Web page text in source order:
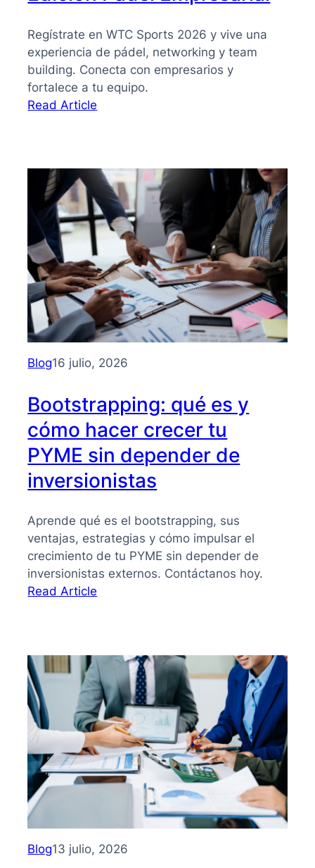
Regístrate en WTC Sports 2026 y vive una
experiencia de pádel, networking y team
building. Conecta con empresarios y
fortalece a tu equipo.
Read Article
–
Edición
Pádel
Empresarial
Blog16 julio, 2026
Bootstrapping: qué es y
cómo hacer crecer tu
PYME sin depender de
inversionistas
Aprende qué es el bootstrapping, sus
ventajas, estrategias y cómo impulsar el
crecimiento de tu PYME sin depender de
inversionistas externos. Contáctanos hoy.
Read Article
y
cómo
hacer
crecer
tu
PYME
sin
depender
inversionistas
Blog13 julio, 2026